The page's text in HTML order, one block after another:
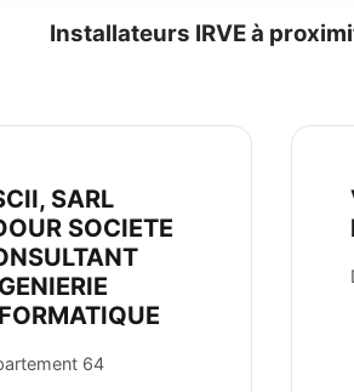
Installateurs IRVE à
SARL
SOCIETE
64